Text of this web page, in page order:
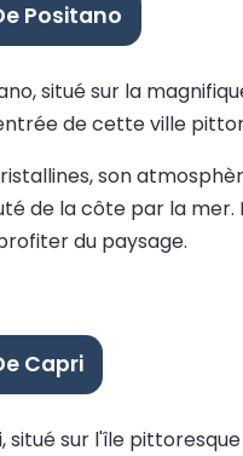
Positano
situé sur la
de cette ville
son
de la côte par la
du paysage.
Capri
situé sur l'île